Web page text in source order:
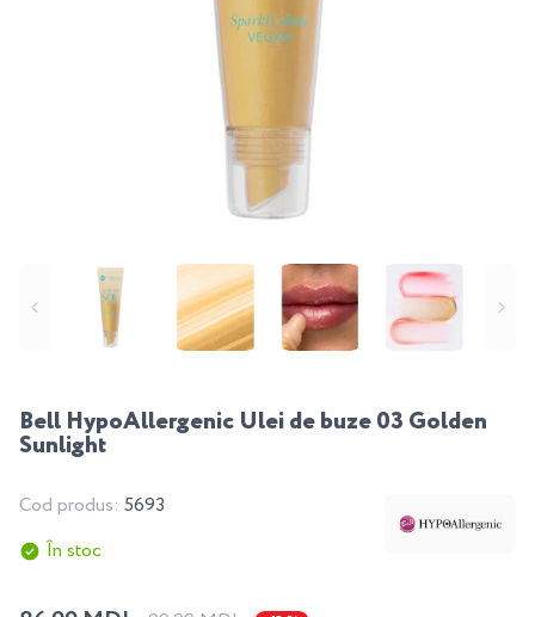
Bell HypoAllergenic Ulei de buze 03 Golden
Sunlight
Cod produs: 5693
În stoc